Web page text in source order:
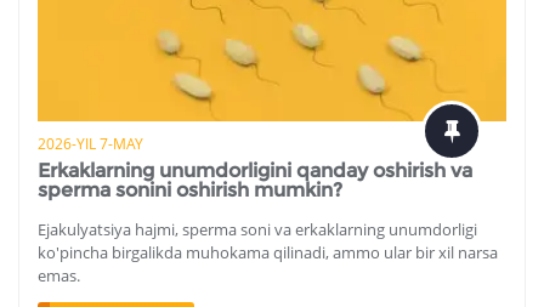
2026-YIL 7-MAY
Erkaklarning unumdorligini qanday oshirish va
sperma sonini oshirish mumkin?
Ejakulyatsiya hajmi, sperma soni va erkaklarning unumdorligi
ko'pincha birgalikda muhokama qilinadi, ammo ular bir xil narsa
emas.